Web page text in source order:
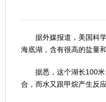
据外媒报道，美国科学
海底湖，含有很高的盐量
据悉，这个湖长100米
合，而水又跟甲烷产生反